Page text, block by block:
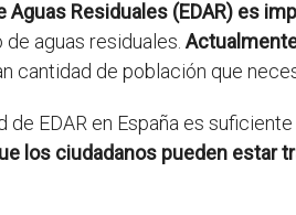
Aguas Residuales (EDAR) es
aguas residuales.
cantidad de población que
EDAR en España es
los ciudadanos pueden estar